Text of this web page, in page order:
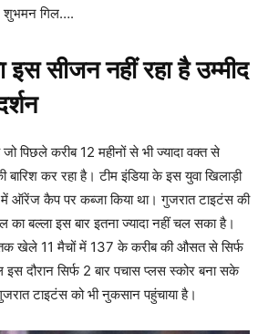
शुभमन गिल….
सीजन नहीं रहा है उम्मीद
पिछले करीब 12 महीनों से भी ज्यादा वक्त से
कर रहा है। टीम इंडिया के इस युवा खिलाड़ी
ऑरेंज कैप पर कब्जा किया था। गुजरात टाइटंस की
का बल्ला इस बार इतना ज्यादा नहीं चल सका है।
खेले 11 मैचों में 137 के करीब की औसत से सिर्फ
दौरान सिर्फ 2 बार पचास प्लस स्कोर बना सके
टाइटंस को भी नुकसान पहुंचाया है।